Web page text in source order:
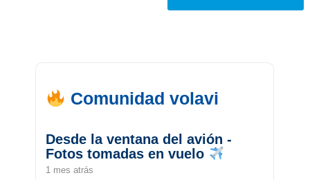
Comunidad volavi
Desde la ventana del avión -
Fotos tomadas en vuelo
1 mes atrás